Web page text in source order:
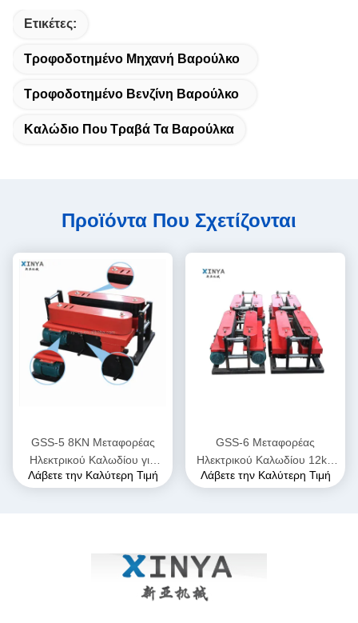
Ετικέτες:
Τροφοδοτημένο Μηχανή Βαρούλκο
Τροφοδοτημένο Βενζίνη Βαρούλκο
Καλώδιο Που Τραβά Τα Βαρούλκα
Προϊόντα Που Σχετίζονται
GSS-5 8KN Μεταφορέας
Ηλεκτρικού Καλωδίου για
Υπόγεια Τοποθέτηση
Λάβετε την Καλύτερη Τιμή
GSS-6 Μεταφορέας
Ηλεκτρικού Καλωδίου 12kN
για Υπόγεια Τοποθέτηση
Λάβετε την Καλύτερη Τιμή